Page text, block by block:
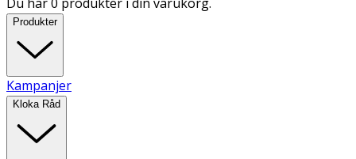
Produkter
Kampanjer
Kloka Råd